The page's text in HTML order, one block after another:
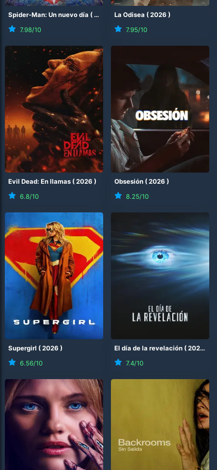
Spider-Man: Un nuevo día ( 2026
7.98/10
La Odisea (2026 )
7.95/10
Evil Dead: En llamas (2026 )
6.8/10
Obsesión (2026 )
8.25/10
Supergirl (2026 )
6.56/10
El día de la revelación (2026 )
7.4/10